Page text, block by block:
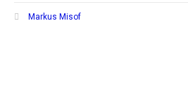
Markus Misof